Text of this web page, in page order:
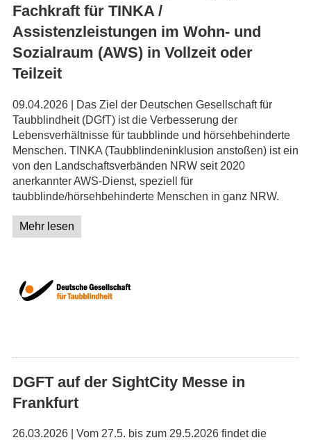
Fachkraft für TINKA /
Assistenzleistungen im Wohn- und
Sozialraum (AWS) in Vollzeit oder
Teilzeit
09.04.2026 | Das Ziel der Deutschen Gesellschaft für
Taubblindheit (DGfT) ist die Verbesserung der
Lebensverhältnisse für taubblinde und hörsehbehinderte
Menschen. TINKA (Taubblindeninklusion anstoßen) ist ein
von den Landschaftsverbänden NRW seit 2020
anerkannter AWS-Dienst, speziell für
taubblinde/hörsehbehinderte Menschen in ganz NRW.
Mehr lesen
DGFT auf der SightCity Messe in
Frankfurt
26.03.2026 | Vom 27.5. bis zum 29.5.2026 findet die